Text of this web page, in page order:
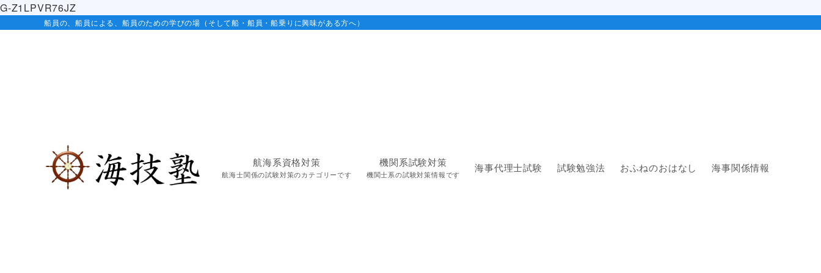
G-Z1LPVR76JZ
船員の、船員による、船員のための学びの場（そして船・船員・船乗りに興味がある方へ）
航海系資格対策
航海士関係の試験対策のカテゴリーです
機関系試験対策
機関士系の試験対策情報です
海事代理士試験 試験勉強法 おふねのおはなし 海事関係情報